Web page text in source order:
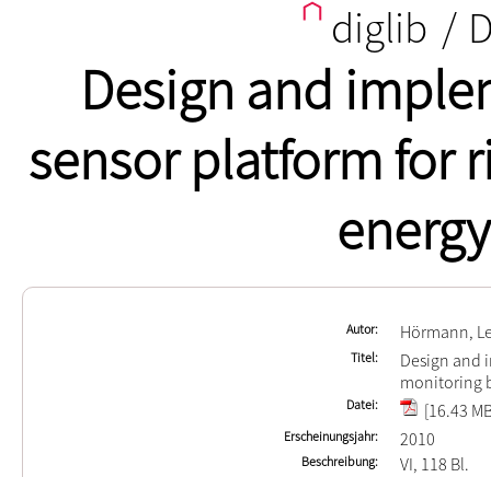
diglib /
Design and
sensor platform for
Autor Hörmann,
Titel
Design and
monitoring
Datei [16.43
Erscheinungsjahr 2010
Beschreibung VI, 118 Bl.